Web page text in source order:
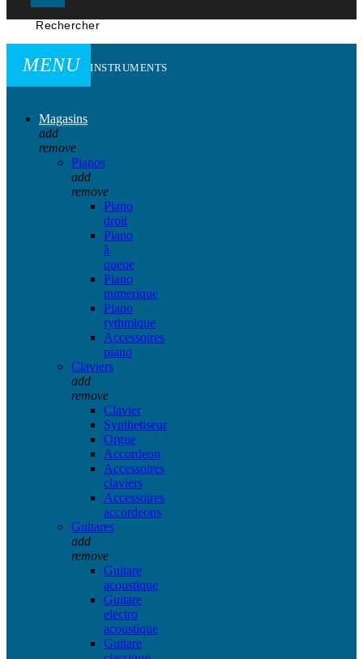
Rechercher
MENU INSTRUMENTS
Magasins
add
remove
Pianos
add
remove
Piano
droit
Piano
à
queue
Piano
numerique
Piano
rythmique
Accessoires
piano
Claviers
add
remove
Clavier
Synthetiseur
Orgue
Accordeon
Accessoires
claviers
Accessoires
accordeons
Guitares
add
remove
Guitare
acoustique
Guitare
electro
acoustique
Guitare